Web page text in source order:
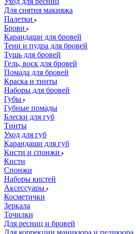
Для снятия макияжа
Палетки
Брови
Карандаши для бровей
Тени и пудра для бровей
Тушь для бровей
Гель, воск для бровей
Помада для бровей
Краска и тинты
Наборы для бровей
Губы
Губные помады
Блески для губ
Тинты
Уход для губ
Карандаши для губ
Кисти и спонжи
Кисти
Спонжи
Наборы кистей
Аксессуары
Косметички
Зеркала
Точилки
Для ресниц и бровей